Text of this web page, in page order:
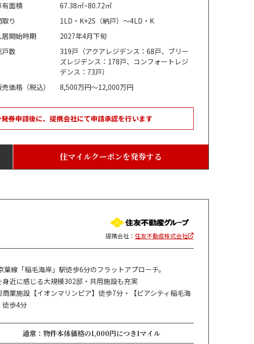
有面積
67.38㎡~80.72㎡
取り
1LD・K+2S（納戸）～4LD・K
居開始時期
2027年4月下旬
戸数
319戸（アクアレジデンス：68戸、ブリー
ズレジデンス：178戸、コンフォートレジ
デンス：73戸）
売価格（税込）
8,500万円～12,000万円
券申請後に、提携会社にて申請承認を行います
住マイルクーポンを発券する
提携会社： 住友不動産株式会社
葉線「稲毛海岸」駅徒歩6分のフラットアプローチ。
身近に感じる大規模302邸・共用施設も充実
商業施設【イオンマリンピア】徒歩7分・【ピアシティ稲毛海
徒歩4分
通常：物件本体価格の1,000円につき1マイル